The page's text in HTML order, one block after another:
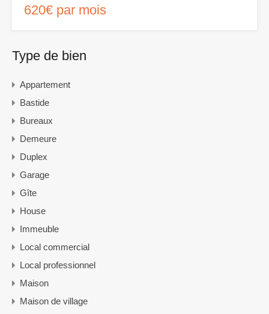
620€ par mois
Type de bien
Appartement
Bastide
Bureaux
Demeure
Duplex
Garage
Gîte
House
Immeuble
Local commercial
Local professionnel
Maison
Maison de village